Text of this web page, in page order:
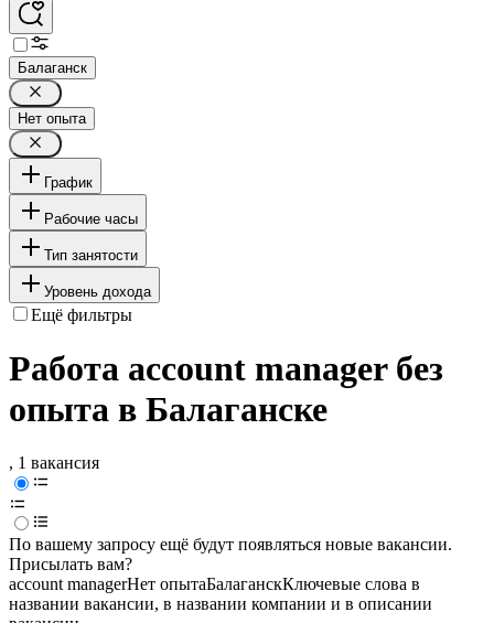
Балаганск
Нет опыта
График
Рабочие часы
Тип занятости
Уровень дохода
Ещё фильтры
Работа account manager без
опыта в Балаганске
, 1 вакансия
По вашему запросу ещё будут появляться новые вакансии.
Присылать вам?
account managerНет опытаБалаганскКлючевые слова в
названии вакансии, в названии компании и в описании